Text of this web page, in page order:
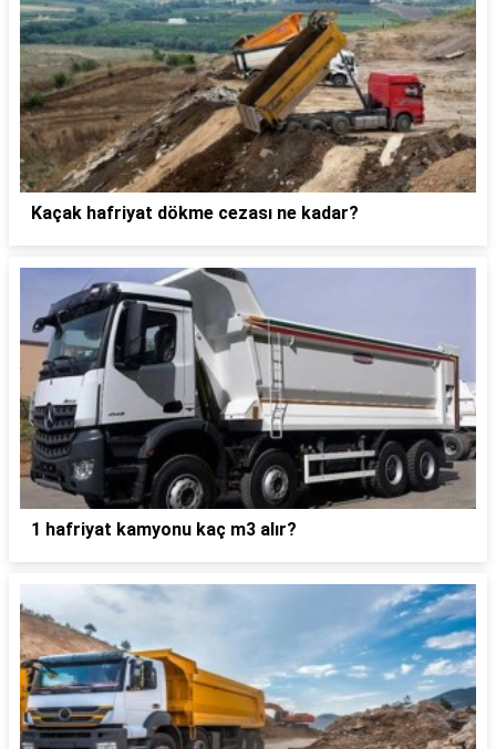
Kaçak hafriyat dökme cezası ne kadar?
1 hafriyat kamyonu kaç m3 alır?